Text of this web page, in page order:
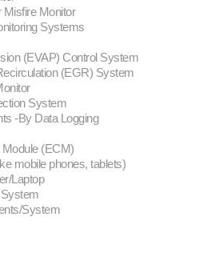
Misfire Monitor
Systems
(EVAP) Control System
(EGR) System
System
-By Data Logging
Module (ECM)
mobile phones, tablets)
Laptop
System